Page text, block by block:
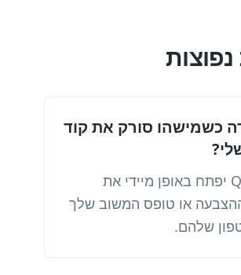
כשמישהו סורק את קוד
קוד ה-QR יפתח באופן מיידי את
או טופס המשוב שלך
שלהם.